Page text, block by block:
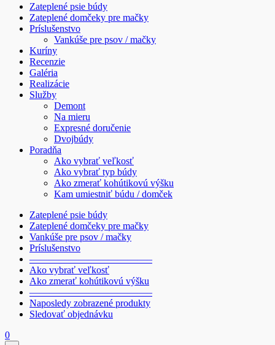
Zateplené psie búdy
Zateplené domčeky pre mačky
Príslušenstvo
Vankúše pre psov / mačky
Kuríny
Recenzie
Galéria
Realizácie
Služby
Demont
Na mieru
Expresné doručenie
Dvojbúdy
Poradňa
Ako vybrať veľkosť
Ako vybrať typ búdy
Ako zmerať kohútikovú výšku
Kam umiestniť búdu / domček
Zateplené psie búdy
Zateplené domčeky pre mačky
Vankúše pre psov / mačky
Príslušenstvo
————————————–
Ako vybrať veľkosť
Ako zmerať kohútikovú výšku
————————————–
Naposledy zobrazené produkty
Sledovať objednávku
0